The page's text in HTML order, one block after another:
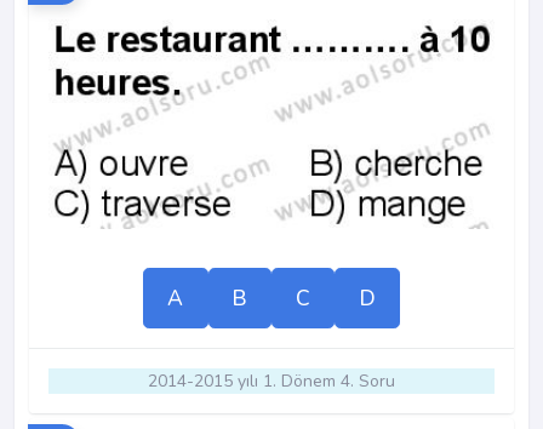
A B C D
2014-2015 yılı 1. Dönem 4. Soru